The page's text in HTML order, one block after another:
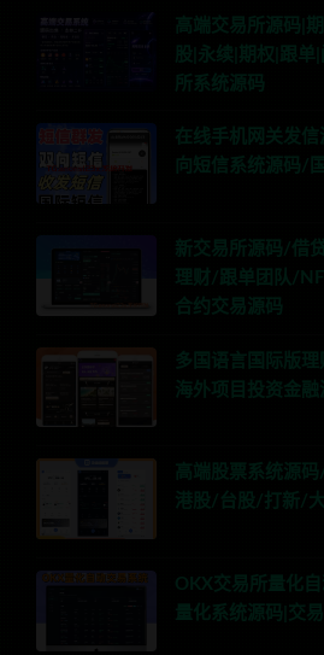
高端交易所源码|
股|永续|期权|跟单
所系统源码
在线手机网关发
向短信系统源码/
新交易所源码/借
理财/跟单团队/
合约交易源码
多国语言国际版
海外项目投资金融
高端股票系统源
港股/台股/打新/
OKX交易所量化
量化系统源码|交